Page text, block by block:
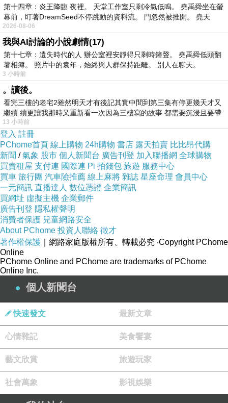
第十四章：炎王降臨 夜裡。 天堂工作室只剩冷氣低鳴。 堯禹舜坐在螢
幕前，盯著DreamSeed不停跳動的資料流。 門忽然被推開。 堯天
2026-08-06
我與AI討論的小說劇情(17)
第十七章：遺失時代的人 辦公室裡安靜得只剩時鐘聲。 堯禹舜低頭翻
著相簿。 照片中的袁年，始終與人群保持距離。 別人在聊天。
3 小時前
。讀後。
看完三樓的老宅2雖然明天才有後記其實中間到第三集有停更幾天才又
繼續 續更讓我那時又重新看一次因為三樓寫的故事 都需要沉浸且要帶
有
13 小時前
登入 註冊
PChome首頁 線上購物 24h購物 書店 露天拍賣 比比昂代購
新聞 /氣象 股市 個人新聞台 廣告刊登 加入聯播網 全球購物
買賣租屋 支付連 國際連 Pi 拍錢包 旅遊 服務中心
買車 旅行團 汽車險推薦 線上麻將 雜誌 星座命理 會員中心
一元簡訊 直播達人 數位憑證 企業簡訊
買網址 虛擬主機 企業郵件
廣告刊登 隱私權聲明
消費者保護 兒童網路安全
About PChome 投資人聯絡 徵才
著作權保護 ｜網路家庭版權所有、轉載必究 ‧Copyright PChome
Online
PChome Online and PChome are trademarks of PChome
Online Inc.
個人新聞台
快速發文 最新文章
心情雜記 美食饗宴
藝文欣賞 旅遊玩家
社會萬象 影視娛樂